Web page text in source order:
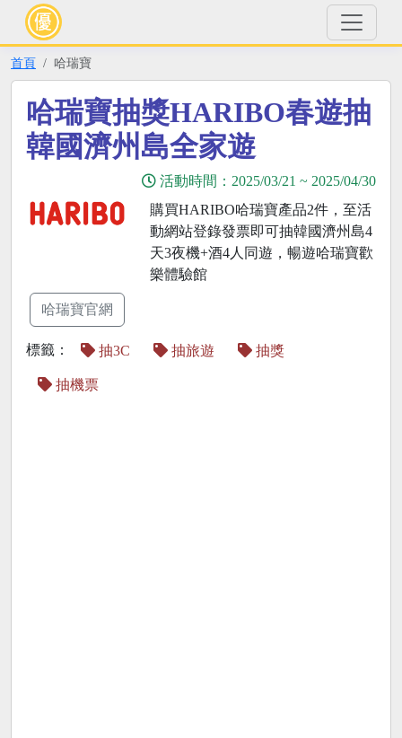
首頁 哈瑞寶
哈瑞寶抽獎HARIBO春遊抽
韓國濟州島全家遊
活動時間： 2025/03/21 ~ 2025/04/30
購買HARIBO哈瑞寶產品2件，至活
動網站登錄發票即可抽韓國濟州島4
天3夜機+酒4人同遊，暢遊哈瑞寶歡
樂體驗館
哈瑞寶官網
標籤： 抽3C 抽旅遊 抽獎
抽機票